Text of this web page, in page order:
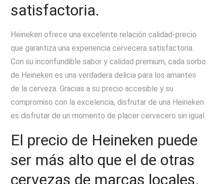
satisfactoria.
Heineken ofrece una excelente relación calidad-precio
que garantiza una experiencia cervecera satisfactoria.
Con su inconfundible sabor y calidad premium, cada sorbo
de Heineken es una verdadera delicia para los amantes
de la cerveza. Gracias a su precio accesible y su
compromiso con la excelencia, disfrutar de una Heineken
es disfrutar de un momento de placer cervecero sin igual.
El precio de Heineken puede
ser más alto que el de otras
cervezas de marcas locales.